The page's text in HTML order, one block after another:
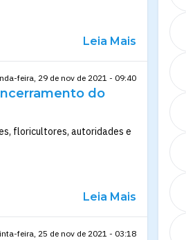
Leia Mais
feira, 29 de nov de 2021 - 09:40
do
floricultores, autoridades e
Leia Mais
feira, 25 de nov de 2021 - 03:18